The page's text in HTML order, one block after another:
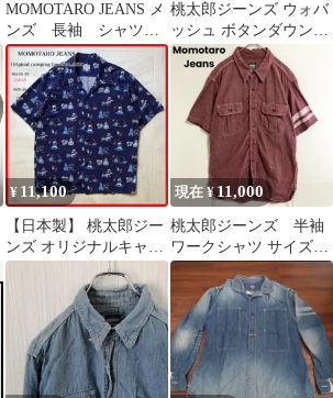
MOMOTARO JEANS メ
ンズ 長袖 シャツ
白 コットン 05-302
桃太郎ジーンズ ウォバ
ッシュ ボタンダウンシ
ャツ 38 インディゴ ド
ット柄
¥ 11,100
【日本製】 桃太郎ジー
ンズ オリジナルキャン
ピングハワイアンシャ
ツ サイズ40
現在 ¥11,000
桃太郎ジーンズ 半袖
ワークシャツ サイズ40
岡山製 藍布屋
Momotaro